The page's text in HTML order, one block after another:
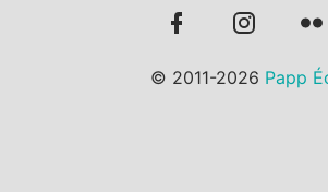
© 2011-2026 Papp